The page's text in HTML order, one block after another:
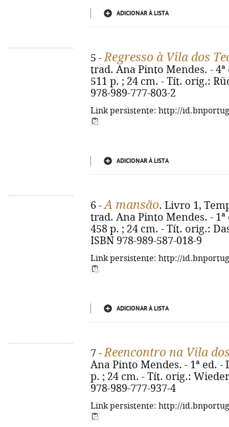
ADICIONAR À LISTA
5 -Regresso à Vila dos
trad. Ana Pinto Mendes. - 4ª
511 p. ; 24 cm. - Tít. orig.:
978-989-777-803-2
Link persistente: http://
ADICIONAR À LISTA
6 -A mansão. Livro 1,
trad. Ana Pinto Mendes. - 1ª
458 p. ; 24 cm. - Tít. orig.:
ISBN 978-989-587-018-9
Link persistente: http://
ADICIONAR À LISTA
7 -Reencontro na Vila
Ana Pinto Mendes. - 1ª ed. -
p. ; 24 cm. - Tít. orig.:
978-989-777-937-4
Link persistente: http://